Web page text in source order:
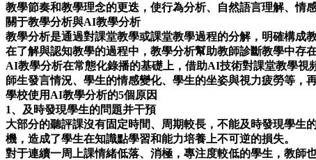
教學節奏和教學理念的更迭，使行為分析、自然語言理解、情
關于教學分析與AI教學分析
教學分析是通過對課堂教學或課堂教學過程的分解，明確構成
在了解與認知教學的過程中，教學分析幫助教師診斷教學中存
AI教學分析在常態化錄播的基礎上，借助AI技術對課堂教學視
師生發言情況、學生的情感變化、學生的坐姿與視力疲勞等，
學校使用AI教學分析的5個原因
1、及時發現學生的問題并干預
大部分的聽評課沒有固定時間、周期較長，不能及時發現學生
機，造成了學生在知識點學習和能力培養上不可逆的損失。
對于連續一周上課情緒低落、消極，專注度較低的學生，教師